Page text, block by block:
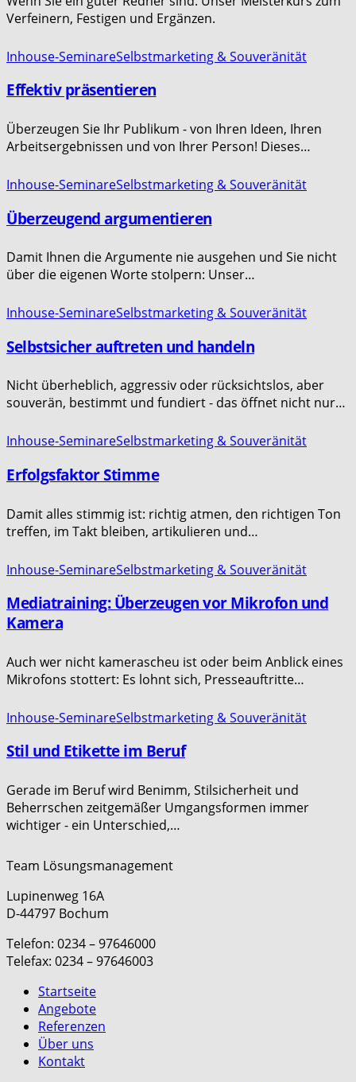
Verfeinern, Festigen und Ergänzen.
Inhouse-SeminareSelbstmarketing & Souveränität
Effektiv präsentieren
Überzeugen Sie Ihr Publikum - von Ihren Ideen, Ihren
Arbeitsergebnissen und von Ihrer Person! Dieses…
Inhouse-SeminareSelbstmarketing & Souveränität
Überzeugend argumentieren
Damit Ihnen die Argumente nie ausgehen und Sie nicht
über die eigenen Worte stolpern: Unser…
Inhouse-SeminareSelbstmarketing & Souveränität
Selbstsicher auftreten und handeln
Nicht überheblich, aggressiv oder rücksichtslos, aber
souverän, bestimmt und fundiert - das öffnet nicht nur…
Inhouse-SeminareSelbstmarketing & Souveränität
Erfolgsfaktor Stimme
Damit alles stimmig ist: richtig atmen, den richtigen Ton
treffen, im Takt bleiben, artikulieren und…
Inhouse-SeminareSelbstmarketing & Souveränität
Mediatraining: Überzeugen vor Mikrofon und
Kamera
Auch wer nicht kamerascheu ist oder beim Anblick eines
Mikrofons stottert: Es lohnt sich, Presseauftritte…
Inhouse-SeminareSelbstmarketing & Souveränität
Stil und Etikette im Beruf
Gerade im Beruf wird Benimm, Stilsicherheit und
Beherrschen zeitgemäßer Umgangsformen immer
wichtiger - ein Unterschied,…
Team Lösungsmanagement
Lupinenweg 16A
D-44797 Bochum
Telefon: 0234 – 97646000
Telefax: 0234 – 97646003
Startseite
Angebote
Referenzen
Über uns
Kontakt